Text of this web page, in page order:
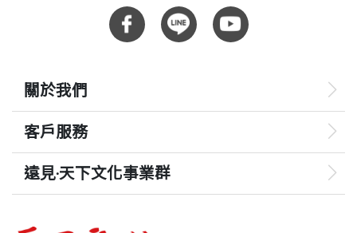
關於我們
客戶服務
遠見‧天下文化事業群